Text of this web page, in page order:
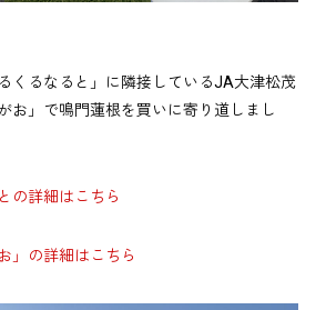
くるなると」に隣接しているJA大津松茂
お」で鳴門蓮根を買いに寄り道しまし
の詳細はこちら
」の詳細はこちら